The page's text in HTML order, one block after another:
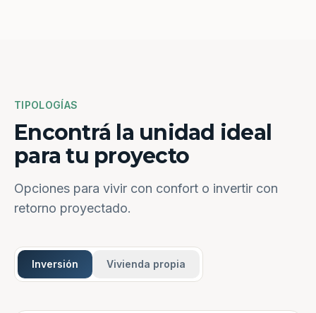
TIPOLOGÍAS
Encontrá la unidad ideal
para tu proyecto
Opciones para vivir con confort o invertir con
retorno proyectado.
Inversión Vivienda propia